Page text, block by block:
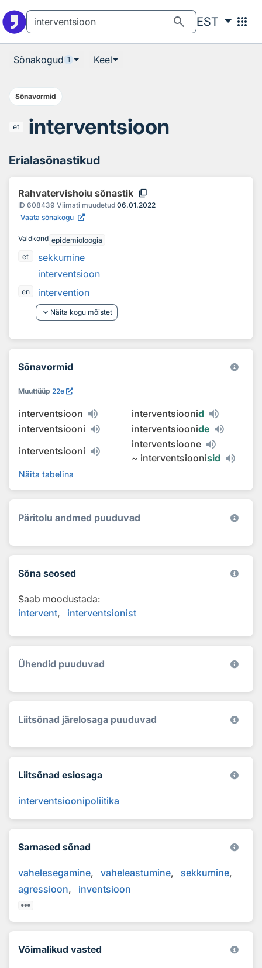
search EST apps
Sõnakogud 1 Keel
Sõnavormid
et interventsioon
Erialasõnastikud
Rahvatervishoiu sõnastik content_copy
ID 608439 Viimati muudetud 06.01.2022
Vaata sõnakogu
Valdkond epidemioloogia
et
sekkumine
interventsioon
en
intervention
keyboard_arrow_down Näita kogu mõistet
Sõnavormid
Muuttüüp 22e
interventsioon interventsioonid
interventsiooni
interventsioonide
interventsiooni
interventsioone
~ interventsioonisid
Näita tabelina
Päritolu andmed puuduvad
Sõna seosed
Saab moodustada:
intervent
interventsionist
Ühendid puuduvad
Liitsõnad järelosaga puuduvad
Liitsõnad esiosaga
interventsioonipoliitika
Sarnased sõnad
vahelesegamine vaheleastumine
sekkumine
agressioon
inventsioon
Võimalikud vasted